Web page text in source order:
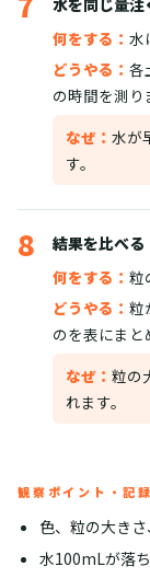
水を同じ量注
何をする： 水
どうやる： 各
の時間を測り
なぜ： 水が
す。
8
結果を比べる
何をする： 粒
どうやる： 粒
のを表にまと
なぜ： 粒の
れます。
観察ポイント・記
色、粒の大きさ
水100mLが落